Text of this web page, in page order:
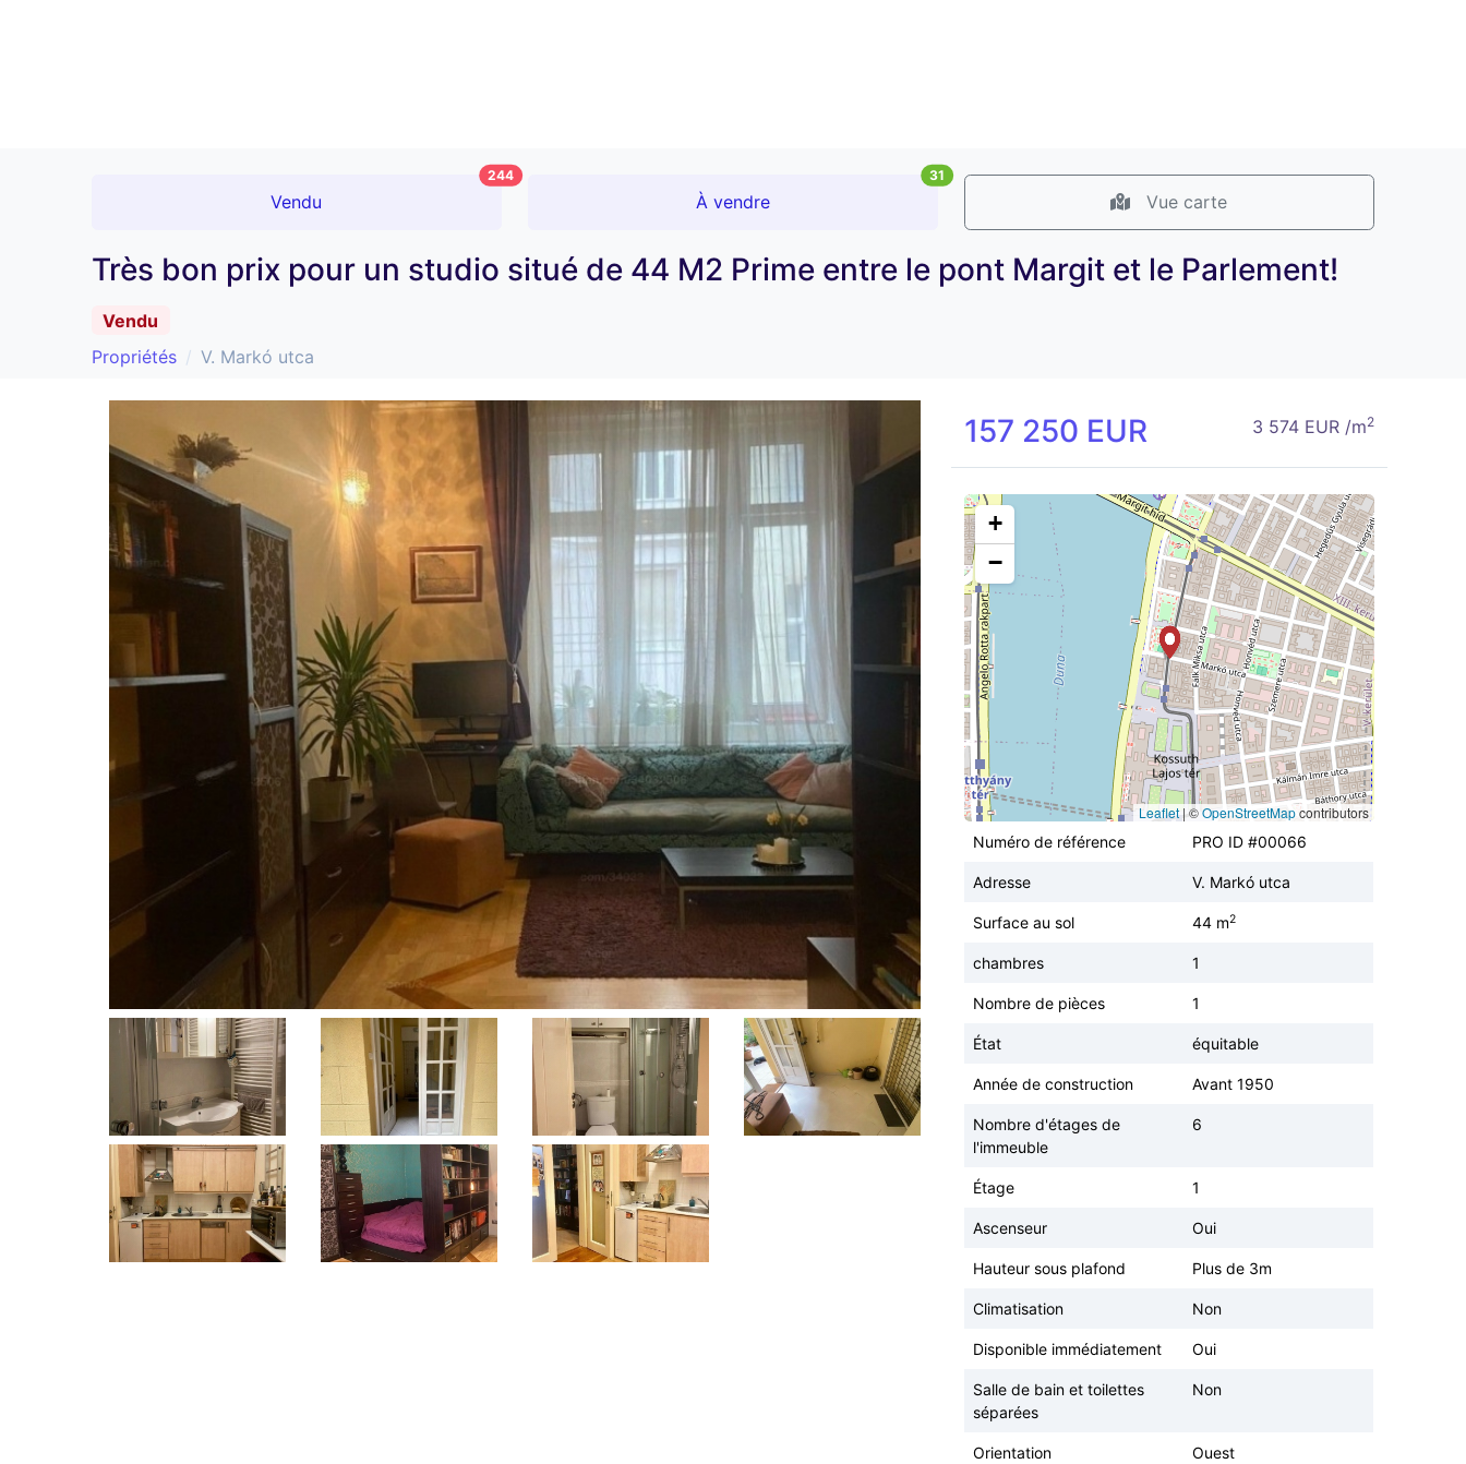
Vendu
244
À vendre
31
Vue carte
Très bon prix pour un studio situé de 44 M2 Prime entre le pont Margit et le Parlement!
Vendu
Propriétés
V. Markó utca
157 250 EUR 3 574 EUR /m2
+
−
Leaflet|©OpenStreetMapcontributors
Numéro de référence
PRO ID #00066
Adresse V. Markó utca
Surface au sol 44 m2
chambres 1
Nombre de pièces 1
État équitable
Année de construction Avant 1950
Nombre d'étages de
l'immeuble
6
Étage 1
Ascenseur Oui
Hauteur sous plafond Plus de 3m
Climatisation Non
Disponible immédiatement Oui
Salle de bain et toilettes
séparées
Non
Orientation Ouest